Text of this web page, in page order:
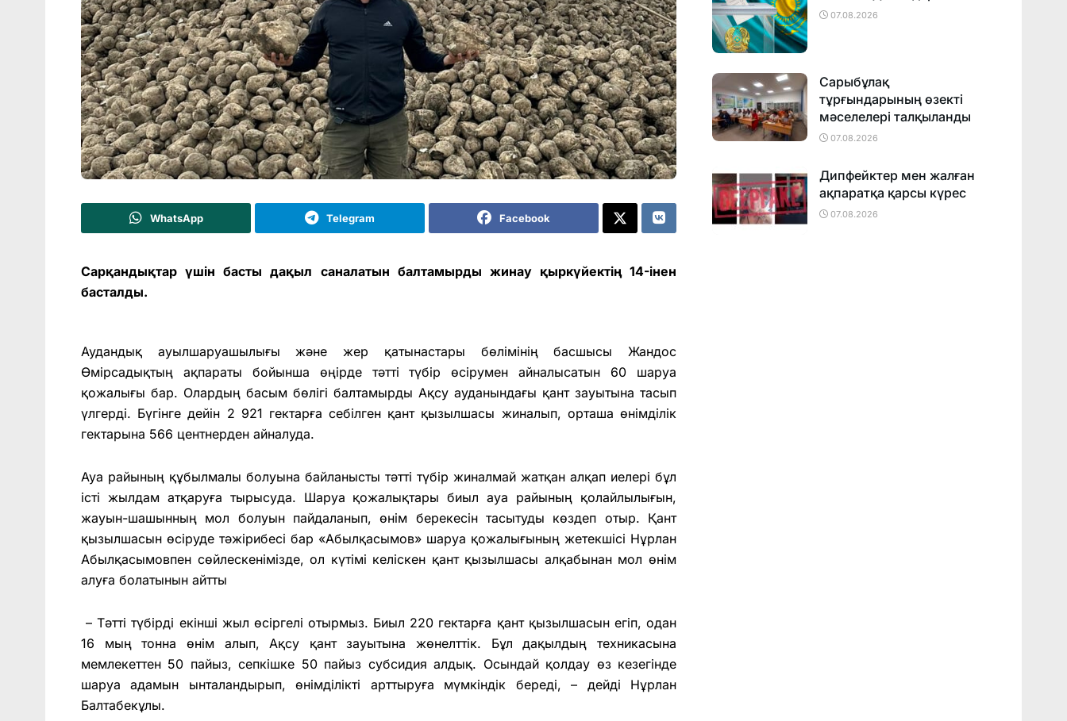
WhatsApp Telegram Facebook
Сарқандықтар үшін басты дақыл саналатын балтамырды жинау қыркүйектің 14-інен
басталды.
Аудандық ауылшаруашылығы және жер қатынастары бөлімінің басшысы Жандос
Өмірсадықтың ақпараты бойынша өңірде тәтті түбір өсірумен айналысатын 60 шаруа
қожалығы бар. Олардың басым бөлігі балтамырды Ақсу ауданындағы қант зауытына тасып
үлгерді. Бүгінге дейін 2 921 гектарға себілген қант қызылшасы жиналып, орташа өнімділік
гектарына 566 центнерден айналуда.
Ауа райының құбылмалы болуына байланысты тәтті түбір жиналмай жатқан алқап иелері бұл
істі жылдам атқаруға тырысу­да. Шаруа қожалықтары биыл ауа райының қолайлылығын,
жауын-шашынның мол болуын пайдаланып, өнім берекесін тасы­туды көздеп отыр. Қант
қызылшасын өсіруде тәжірибесі бар «Абылқасымов» шаруа қожалығының жетекшісі Нұрлан
Абылқасымовпен сөйлескенімізде, ол күтімі келіскен қант қызылшасы алқабынан мол өнім
алуға болатынын айтты
– Тәтті түбірді екінші жыл өсіргелі отырмыз. Биыл 220 гектарға қант қызылшасын егіп, одан
16 мың тонна өнім алып, Ақсу қант зауытына жөнелттік. Бұл дақылдың техникасына
мемлекеттен 50 пайыз, сепкішке 50 пайыз субсидия алдық. Осындай қолдау өз кезегінде
шаруа адамын ынталандырып, өнімділікті арттыруға мүмкіндік береді, – дейді Нұрлан
Балтабекұлы.
07.08.2026
Сарыбұлақ
тұрғындарының өзекті
мәселелері талқыланды
07.08.2026
Дипфейктер мен жалған
ақпаратқа қарсы күрес
07.08.2026